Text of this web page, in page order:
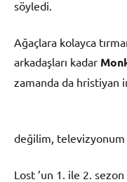
söyledi.
Ağaçlara kolayca
arkadaşları kadar
zamanda da hristiyan
değilim,
Lost ’un 1. ile 2.